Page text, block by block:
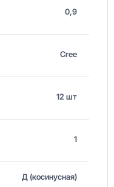
0,9
Cree
12 шт
1
Д (косинусная)